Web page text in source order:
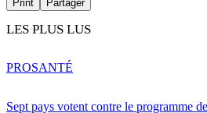
Print Partager
LES PLUS LUS
Sept pays votent contre le programme
PROSANTÉ